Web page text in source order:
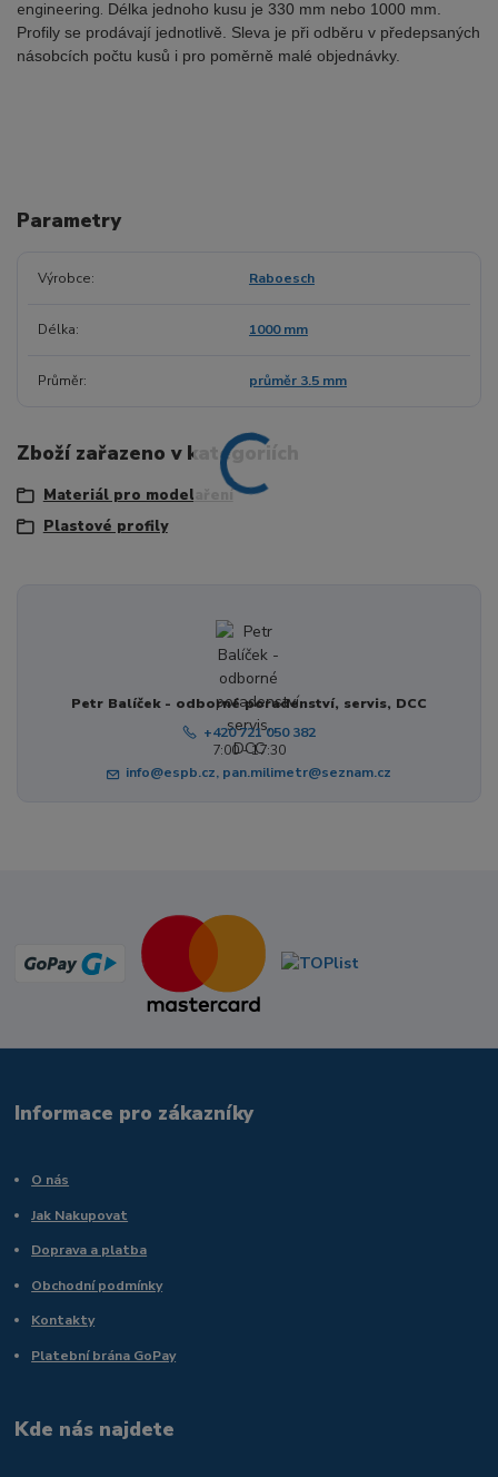
engineering. Délka jednoho kusu je 330 mm nebo 1000 mm
Profily se prodávají jednotlivě. Sleva je při odběru v předepsaných
násobcích počtu kusů i pro poměrně malé objednávky.
Parametry
Výrobce Raboesch
Délka 1000 mm
Průměr průměr 3.5 mm
Zboží zařazeno v kategoriích
Materiál pro modelaření
Plastové profily
Petr Balíček - odborné poradenství, servis, DCC
+420 721 050 382
7:00 - 17:30
info@espb.cz, pan.milimetr@seznam.cz
Informace pro zákazníky
O nás
Jak Nakupovat
Doprava a platba
Obchodní podmínky
Kontakty
Platební brána GoPay
Kde nás najdete